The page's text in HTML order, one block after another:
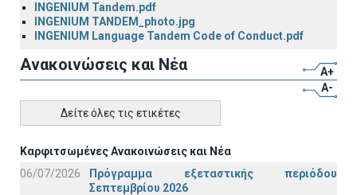
INGENIUM Tandem.pdf
INGENIUM TANDEM_photo.jpg
INGENIUM Language Tandem Code of Conduct.pdf
Ανακοινώσεις και Νέα
A+
A-
Δείτε όλες τις ετικέτες
Καρφιτσωμένες Ανακοινώσεις και Νέα
06/07/2026
Πρόγραμμα εξεταστικής περιόδου
Σεπτεμβρίου 2026